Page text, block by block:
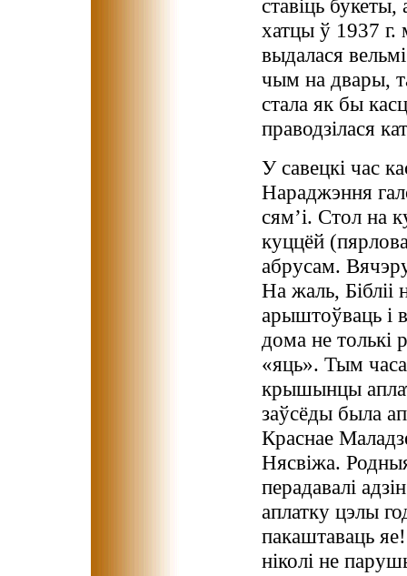
ставіць
хатцы ў 1937 г.
выдалася
чым на двары,
стала як бы
праводзілася
У савецкі час
Нараджэння
сям’і. Стол на
куццёй
абрусам.
На жаль, Бібліі
арыштоўваць і
дома не толькі
«яць». Тым
крышынцы
заўсёды была
Краснае
Нясвіжа.
перадавалі
аплатку цэлы
пакаштаваць
ніколі не